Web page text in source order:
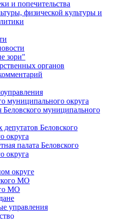
и попечительства
физической культуры и
зори"
органов
муниципального округа
муниципального
Беловского
округа
палата Беловского
округа
округе
МО
МО
управления